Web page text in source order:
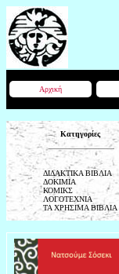
Αρχική
Κατηγορίες
ΔΙΔΑΚΤΙΚΑ ΒΙΒΛΙΑ
ΔΟΚΙΜΙΑ
ΚΟΜΙΚΣ
ΛΟΓΟΤΕΧΝΙΑ
ΤΑ ΧΡΗΣΙΜΑ ΒΙΒΛΙΑ